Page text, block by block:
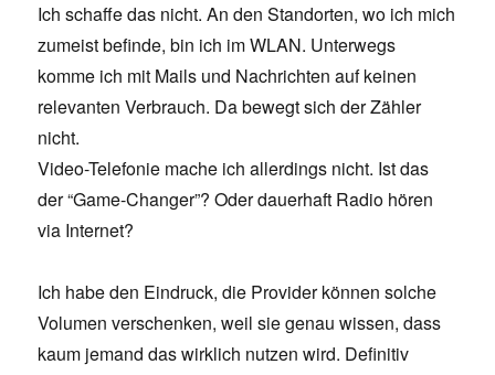
Ich schaffe das nicht. An den Standorten, wo ich mich
zumeist befinde, bin ich im WLAN. Unterwegs
komme ich mit Mails und Nachrichten auf keinen
relevanten Verbrauch. Da bewegt sich der Zähler
nicht.
Video-Telefonie mache ich allerdings nicht. Ist das
der “Game-Changer”? Oder dauerhaft Radio hören
via Internet?
Ich habe den Eindruck, die Provider können solche
Volumen verschenken, weil sie genau wissen, dass
kaum jemand das wirklich nutzen wird. Definitiv